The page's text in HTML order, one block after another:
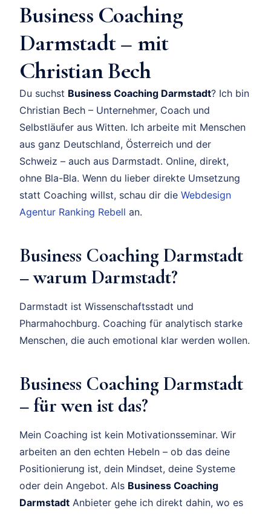
Business Coaching
Darmstadt – mit
Christian Bech
Du suchst Business Coaching Darmstadt? Ich bin
Christian Bech – Unternehmer, Coach und
Selbstläufer aus Witten. Ich arbeite mit Menschen
aus ganz Deutschland, Österreich und der
Schweiz – auch aus Darmstadt. Online, direkt,
ohne Bla-Bla. Wenn du lieber direkte Umsetzung
statt Coaching willst, schau dir die Webdesign
Agentur Ranking Rebell an.
Business Coaching Darmstadt
– warum Darmstadt?
Darmstadt ist Wissenschaftsstadt und
Pharmahochburg. Coaching für analytisch starke
Menschen, die auch emotional klar werden wollen.
Business Coaching Darmstadt
– für wen ist das?
Mein Coaching ist kein Motivationsseminar. Wir
arbeiten an den echten Hebeln – ob das deine
Positionierung ist, dein Mindset, deine Systeme
oder dein Angebot. Als Business Coaching
Darmstadt Anbieter gehe ich direkt dahin, wo es